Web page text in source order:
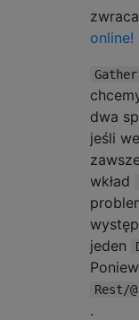
zwraca
online!
Gather
dwa
jeśli
wkład
jeden
Rest/@
.